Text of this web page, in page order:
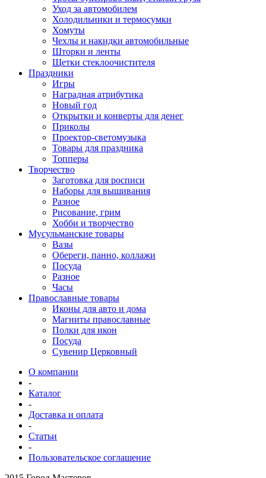
Уход за автомобилем
Холодильники и термосумки
Хомуты
Чехлы и накидки автомобильные
Шторки и ленты
Щетки стеклоочистителя
Праздники
Игры
Наградная атрибутика
Новый год
Открытки и конверты для денег
Приколы
Проектор-светомузыка
Товары для праздника
Топперы
Творчество
Заготовка для росписи
Наборы для вышивания
Разное
Рисование, грим
Хобби и творчество
Мусульманские товары
Вазы
Обереги, панно, коллажи
Посуда
Разное
Часы
Православные товары
Иконы для авто и дома
Магниты православные
Полки для икон
Посуда
Сувенир Церковный
О компании
-
Каталог
-
Доставка и оплата
-
Статьи
-
Пользовательское соглашение